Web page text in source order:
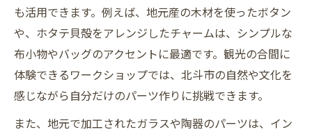
も活用できます。例えば、地元産の木材を使ったボタン
や、ホタテ貝殻をアレンジしたチャームは、シンプルな
布小物やバッグのアクセントに最適です。観光の合間に
体験できるワークショップでは、北斗市の自然や文化を
感じながら自分だけのパーツ作りに挑戦できます。
また、地元で加工されたガラスや陶器のパーツは、イン